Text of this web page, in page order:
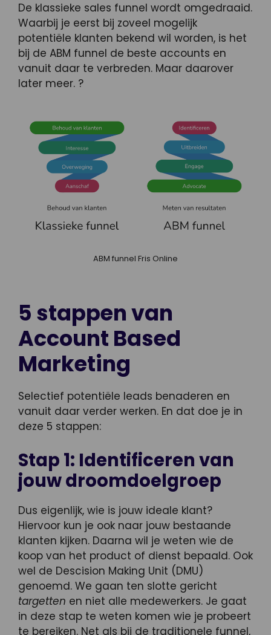
De klassieke sales funnel wordt omgedraaid.
Waarbij je eerst bij zoveel mogelijk
potentiële klanten bekend wil worden, is het
bij de ABM funnel de beste accounts en
vanuit daar te verbreden. Maar daarover
later meer. ?
ABM funnel Fris Online
5 stappen van
Account Based
Marketing
Selectief potentiële leads benaderen en
vanuit daar verder werken. En dat doe je in
deze 5 stappen:
Stap 1: Identificeren van
jouw droomdoelgroep
Dus eigenlijk, wie is jouw ideale klant?
Hiervoor kun je ook naar jouw bestaande
klanten kijken. Daarna wil je weten wie de
koop van het product of dienst bepaald. Ook
wel de Descision Making Unit (DMU)
genoemd. We gaan ten slotte gericht
targetten en niet alle medewerkers. Je gaat
in deze stap te weten komen wie je probeert
te bereiken. Net als bij de traditionele funnel,